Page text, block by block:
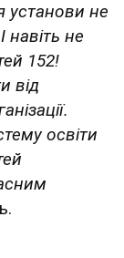
установи не
навіть не
152!
від
освіти